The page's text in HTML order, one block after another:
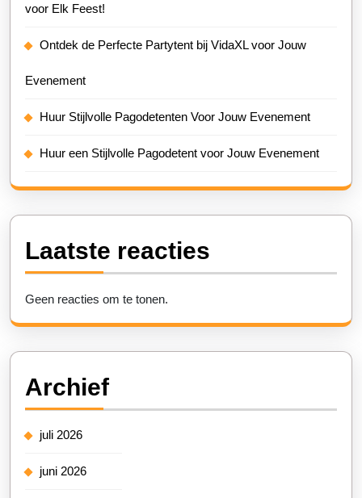
voor Elk Feest!
Ontdek de Perfecte Partytent bij VidaXL voor Jouw
Evenement
Huur Stijlvolle Pagodetenten Voor Jouw Evenement
Huur een Stijlvolle Pagodetent voor Jouw Evenement
Laatste reacties
Geen reacties om te tonen.
Archief
juli 2026
juni 2026